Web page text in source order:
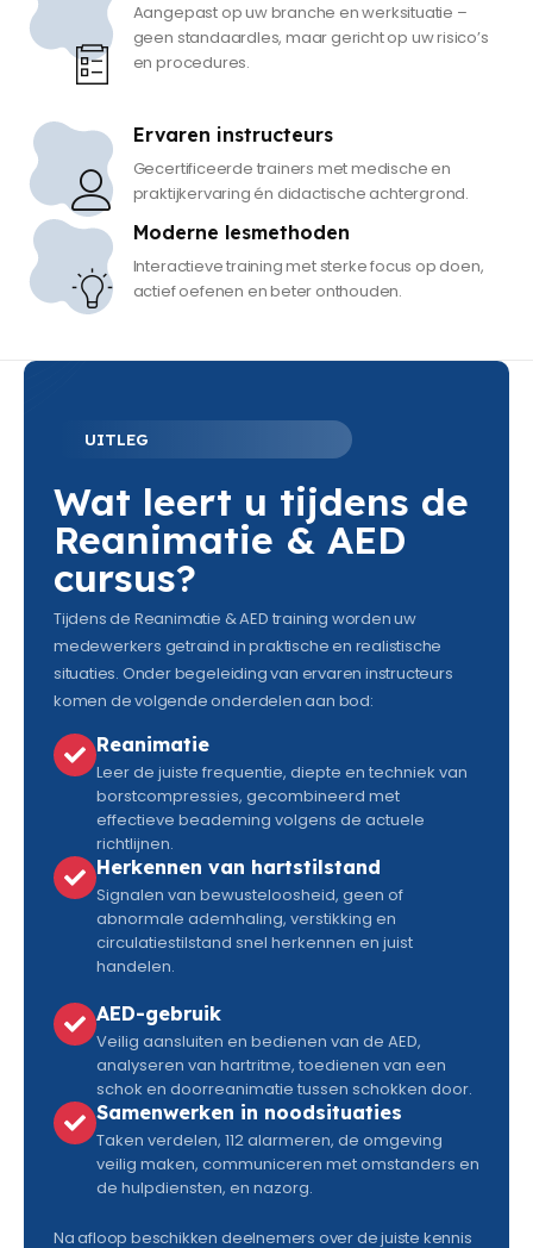
Aangepast op uw branche en werksituatie –
geen standaardles, maar gericht op uw risico’s
en procedures.
Ervaren instructeurs
Gecertificeerde trainers met medische en
praktijkervaring én didactische achtergrond.
Moderne lesmethoden
Interactieve training met sterke focus op doen,
actief oefenen en beter onthouden.
UITLEG
Wat leert u tijdens de
Reanimatie & AED
cursus?
Tijdens de Reanimatie & AED training worden uw
medewerkers getraind in praktische en realistische
situaties. Onder begeleiding van ervaren instructeurs
komen de volgende onderdelen aan bod:
Reanimatie
Leer de juiste frequentie, diepte en techniek van
borstcompressies, gecombineerd met
effectieve beademing volgens de actuele
richtlijnen.
Herkennen van hartstilstand
Signalen van bewusteloosheid, geen of
abnormale ademhaling, verstikking en
circulatiestilstand snel herkennen en juist
handelen.
AED-gebruik
Veilig aansluiten en bedienen van de AED,
analyseren van hartritme, toedienen van een
schok en doorreanimatie tussen schokken door.
Samenwerken in noodsituaties
Taken verdelen, 112 alarmeren, de omgeving
veilig maken, communiceren met omstanders en
de hulpdiensten, en nazorg.
Na afloop beschikken deelnemers over de juiste kennis